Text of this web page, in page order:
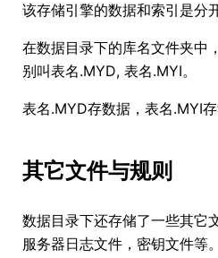
该存储引擎的数据和索引是分
在数据目录下的库名文件夹中
别叫表名.MYD, 表名.MYI。
表名.MYD存数据，表名.MYI存
其它文件与规则
数据目录下还存储了一些其它
服务器日志文件，密钥文件等。